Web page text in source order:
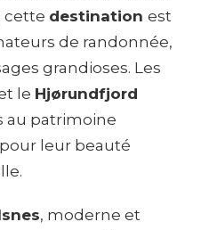
cette destination est
de randonnée,
grandioses. Les
le Hjørundfjord
au patrimoine
pour leur beauté
, moderne et